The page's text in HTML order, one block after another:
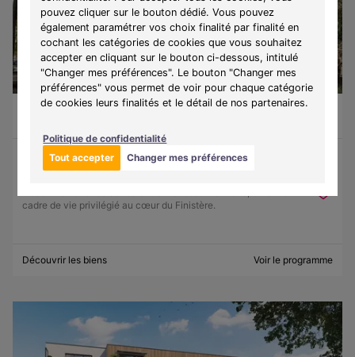
pouvez cliquer sur le bouton dédié. Vous pouvez
également paramétrer vos choix finalité par finalité en
cochant les catégories de cookies que vous souhaitez
accepter en cliquant sur le bouton ci-dessous, intitulé
"Changer mes préférences". Le bouton "Changer mes
préférences" vous permet de voir pour chaque catégorie
de cookies leurs finalités et le détail de nos partenaires.
Politique de confidentialité
Tout accepter
Changer mes préférences
Guilvinec (29730)
À partir de 130 500 €
cadre de vie privilégié au cœur du Finistère.
Découvrir les biens Voir le programme